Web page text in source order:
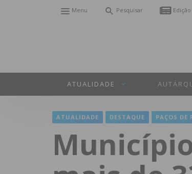
Menu Pesquisar
ATUALIDADE
ATUALIDADE DESTAQUE PAÇOS DE